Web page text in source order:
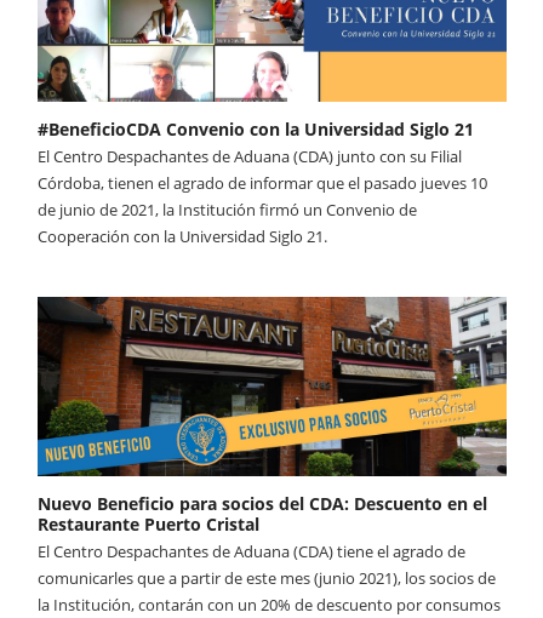
#BeneficioCDA Convenio con la Universidad Siglo 21
El Centro Despachantes de Aduana (CDA) junto con su Filial
Córdoba, tienen el agrado de informar que el pasado jueves 10
de junio de 2021, la Institución firmó un Convenio de
Cooperación con la Universidad Siglo 21.
Nuevo Beneficio para socios del CDA: Descuento en el
Restaurante Puerto Cristal
El Centro Despachantes de Aduana (CDA) tiene el agrado de
comunicarles que a partir de este mes (junio 2021), los socios de
la Institución, contarán con un 20% de descuento por consumos